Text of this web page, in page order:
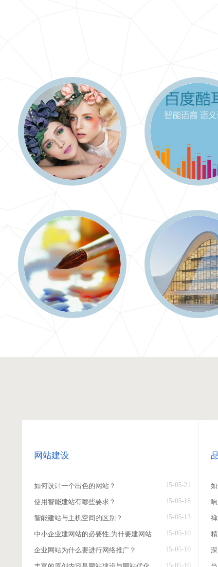
网站建设
如何设计一个出色的网站？ 15-05-21
使用智能建站有哪些要求？ 15-05-18
智能建站与主机空间的区别？ 15-05-13
中小企业建网站的必要性,为什要建网站 15-05-10
企业网站为什么要进行网络推广？ 15-05-10
15-05-10